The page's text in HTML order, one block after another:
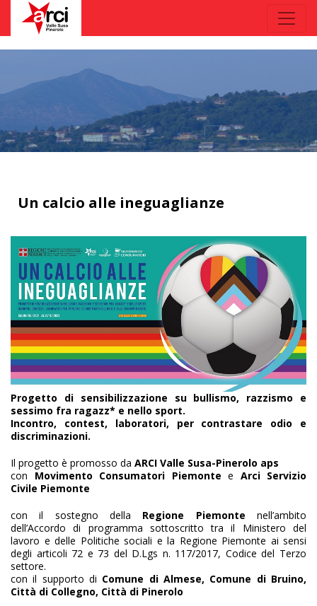
Un calcio alle ineguaglianze
Progetto di sensibilizzazione su bullismo, razzismo e
sessimo fra ragazz* e nello sport.
Incontro, contest, laboratori, per contrastare odio e
discriminazioni.
Il progetto è promosso da ARCI Valle Susa-Pinerolo aps
con Movimento Consumatori Piemonte e Arci Servizio
Civile Piemonte
con il sostegno della Regione Piemonte nell’ambito
dell’Accordo di programma sottoscritto tra il Ministero del
lavoro e delle Politiche sociali e la Regione Piemonte ai sensi
degli articoli 72 e 73 del D.Lgs n. 117/2017, Codice del Terzo
settore.
con il supporto di Comune di Almese, Comune di Bruino,
Città di Collegno, Città di Pinerolo